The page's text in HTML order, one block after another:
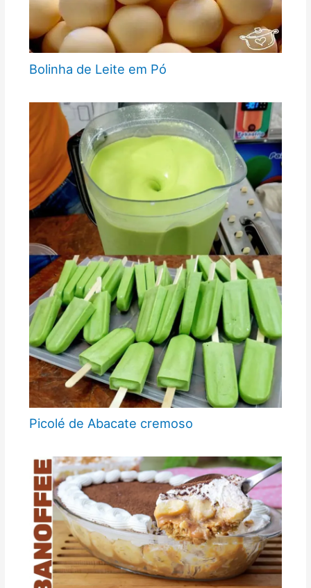
Bolinha de Leite em Pó
Picolé de Abacate cremoso